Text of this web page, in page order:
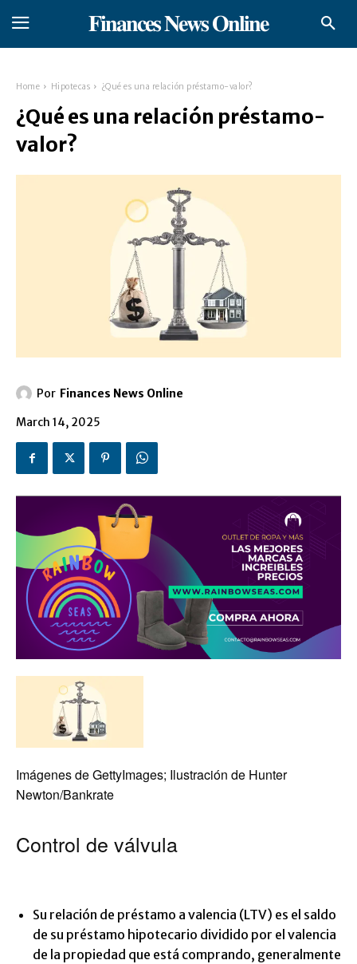
𝐅𝐢𝐧𝐚𝐧𝐜𝐞𝐬 𝐍𝐞𝐰𝐬 𝐎𝐧𝐥𝐢𝐧𝐞
Home Hipotecas ¿Qué es una relación préstamo-valor?
¿Qué es una relación préstamo-
valor?
Por Finances News Online
March 14, 2025
Imágenes de GettyImages; Ilustración de Hunter
Newton/Bankrate
Control de válvula
Su relación de préstamo a valencia (LTV) es el saldo
de su préstamo hipotecario dividido por el valencia
de la propiedad que está comprando, generalmente